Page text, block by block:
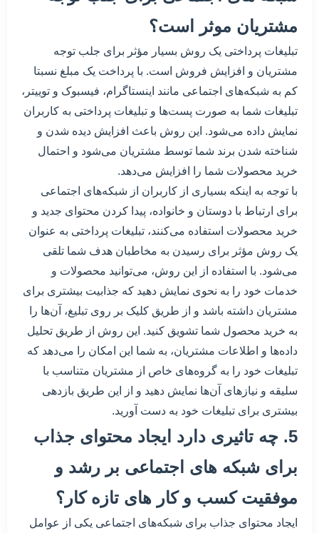
مشتریان موثر است؟
تبلیغات پرداختی یک روش بسیار مؤثر برای جلب توجه
مشتریان و افزایش فروش است. با پرداخت یک مبلغ نسبتا
کم به شبکه‌های اجتماعی مانند اینستاگرام، فیسبوک و توییتر،
تبلیغات شما به صورت پست‌ها و تبلیغات پرداختی به کاربران
نمایش داده می‌شود. این روش باعث افزایش دیده شدن و
شناخته شدن برند شما توسط مشتریان می‌شود و احتمال
خرید محصولات شما را افزایش می‌دهد.
با توجه به اینکه بسیاری از کاربران از شبکه‌های اجتماعی
برای ارتباط با دوستان و خانواده، پیدا کردن محتوای جدید و
خرید محصولات استفاده می‌کنند، تبلیغات پرداختی به عنوان
یک روش مؤثر برای رسیدن به مخاطبان هدف شما تلقی
می‌شود. با استفاده از این روش، می‌توانید محصولات و
خدمات خود را به نحوی نمایش دهید که جذابیت بیشتری برای
مشتریان داشته باشد و از طریق کلیک بر روی تبلیغ، آن‌ها را
به خرید محصول شما تشویق کنید. این روش از طریق تحلیل
داده‌ها و اطلاعات مشتریان، به شما این امکان را می‌دهد که
تبلیغات خود را به گروه‌های خاص از مشتریان متناسب با
سلیقه و نیازهای آن‌ها نمایش دهید و از این طریق بازدهی
بیشتری برای تبلیغات خود به دست آورید.
5. چه تاثیری دارد ایجاد محتوای جذاب
برای شبکه های اجتماعی بر رشد و
موفقیت کسب و کار های تازه کار؟
ایجاد محتوای جذاب برای شبکه‌های اجتماعی یکی از عوامل